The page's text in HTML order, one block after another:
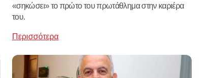
«σηκώσει» το πρώτο του πρωτάθλημα στην καριέρα
του.
Περισσότερα